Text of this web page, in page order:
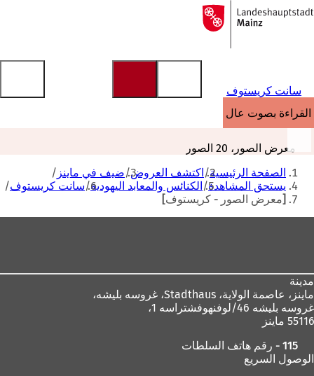
الانتقال إلى المحتوى
إلى
الصفحة
سانت كريستوف
القراءة بصوت عالٍ
معرض الصور، 20 الصور
أنت
هنا
الصفحة الرئيسية اكتشف العروض ضيف في ماينز
يستحق المشاهدة
الكنائس والمعابد اليهودية سانت كريستوف
[معرض الصور - كريستوف]
مدينة
ماينز، عاصمة الولاية،
غروسه بليشه 46/لوفنهوفشتراسه 1،
55116 ماينز
115 - رقم هاتف السلطات
الوصول السريع